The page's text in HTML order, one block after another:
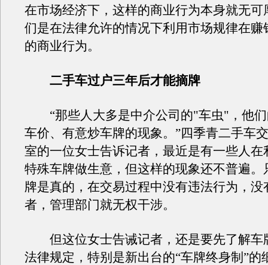
在市场经济下，这样的商业行为本身就无可
们是在法律允许的情况下利用市场规律在赚
的商业行为。
二手车过户三年后才能摘牌
“那些人大多是中介公司的"车虫"，他们
车价、有意炒车牌的现象。”四季青二手车
室的一位女士告诉记者，最近是有一些人在
特殊车牌做生意，但这样的现象还不普遍。
牌是真的，在交易过程中没有违法行为，没
者，管理部门就无权干涉。
但这位女士告诫记者，还是要先了解车
法律规定，特别是新出台的“车牌终身制”的